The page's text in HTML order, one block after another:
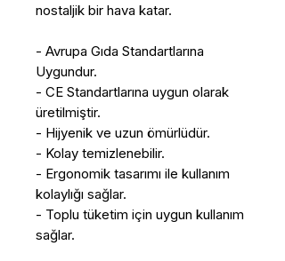
nostaljik bir hava katar.
- Avrupa Gıda Standartlarına
Uygundur.
- CE Standartlarına uygun olarak
üretilmiştir.
- Hijyenik ve uzun ömürlüdür.
- Kolay temizlenebilir.
- Ergonomik tasarımı ile kullanım
kolaylığı sağlar.
- Toplu tüketim için uygun kullanım
sağlar.